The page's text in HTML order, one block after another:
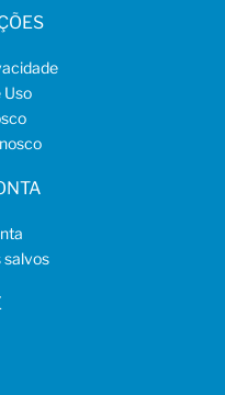
Uso
salvos